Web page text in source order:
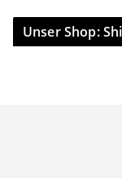
Unser Shop: